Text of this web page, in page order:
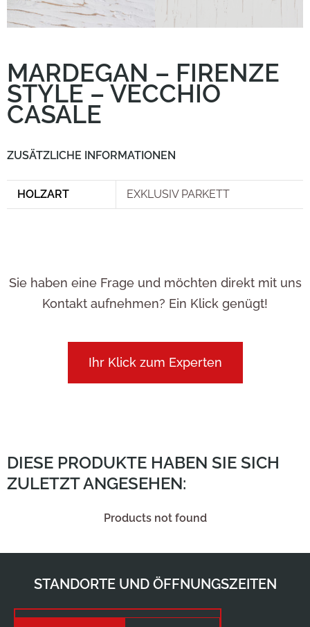
MARDEGAN – FIRENZE
STYLE – VECCHIO
CASALE
ZUSÄTZLICHE INFORMATIONEN
HOLZART EXKLUSIV PARKETT
Sie haben eine Frage und möchten direkt mit uns
Kontakt aufnehmen? Ein Klick genügt!
Ihr Klick zum Experten
DIESE PRODUKTE HABEN SIE SICH
ZULETZT ANGESEHEN:
Products not found
STANDORTE UND ÖFFNUNGSZEITEN